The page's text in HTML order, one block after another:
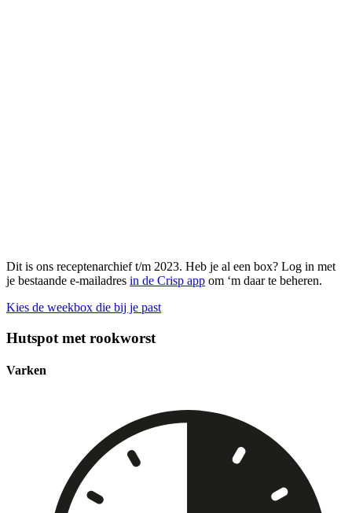
Dit is ons receptenarchief t/m 2023. Heb je al een box? Log in met
je bestaande e-mailadres in de Crisp app om ‘m daar te beheren.
Kies de weekbox die bij je past
Hutspot met rookworst
Varken